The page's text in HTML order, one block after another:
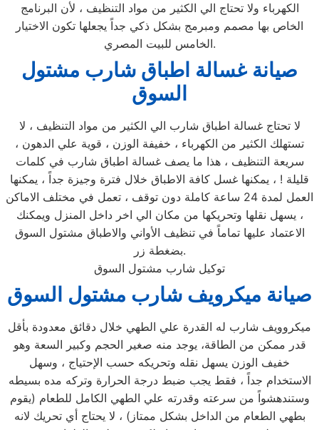
الكهرباء ولا تحتاج الي الكثير من مواد التنظيف ، لأن البرنامج
الخاص بها مصمم ومبرمج بشكل ذكي جداً يجعلها تكون الاختيار
الخامس للبيت المصري.
صيانة غسالة اطباق شارب مشتول
السوق
لا تحتاج غسالة اطباق شارب الي الكثير من مواد التنظيف ، لا
تستهلك الكثير من الكهرباء ، خفيفة الوزن ، قوية علي الدهون ،
سريعة التنظيف ، هذا ما يصف غسالة اطباق شارب في كلمات
قليلة ! ، يمكنها غسل كافة الاطباق خلال فترة وجيزة جداً ، يمكنها
العمل لمدة 24 ساعة كاملة دون توقف ، تعمل في مختلف الاماكن
، يسهل نقلها وتحريكها من مكان الي اخر داخل المنزل ويمكنك
الاعتماد عليها تماماً في تنظيف الأواني والاطباق مشتول السوق
بضغطة زر.
توكيل شارب مشتول السوق
صيانة ميكرويف شارب مشتول السوق
ميكروويف شارب له القدرة علي الطهي خلال دقائق معدودة بأقل
قدر ممكن من الطاقة، يوجد منه صغير الحجم وكبير السعة وهو
خفيف الوزن يسهل نقله وتحريكه حسب الإحتياج ، وسهل
الاستخدام جداً ، فقط يجب ضبط درجة الحرارة وتركه مده بسيطه
وستندهشواً من سرعته وقدرته علي الطهي الكامل للطعام (يقوم
بطهي الطعام من الداخل بشكل ممتاز) ، لا يحتاج أي تحريك لانه